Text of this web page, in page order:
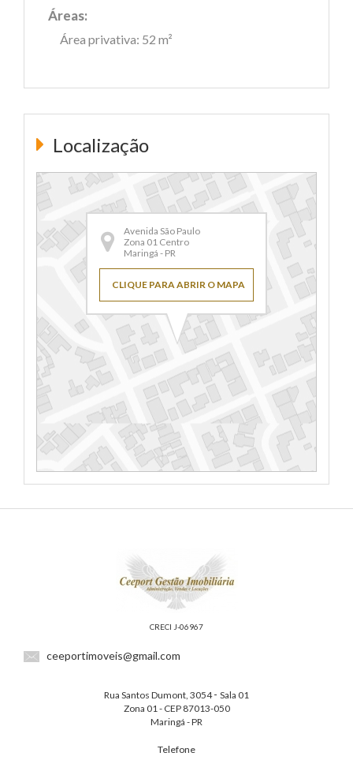
Áreas:
Área privativa: 52 m²
Localização
Avenida São Paulo
Zona 01 Centro
Maringá - PR
CLIQUE PARA ABRIR O MAPA
CRECI J-06967
ceeportimoveis@gmail.com
Rua Santos Dumont, 3054- Sala 01
Zona 01 - CEP 87013-050
Maringá - PR
Telefone